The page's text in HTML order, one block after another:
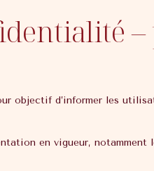
objectif d’informer les
en vigueur,